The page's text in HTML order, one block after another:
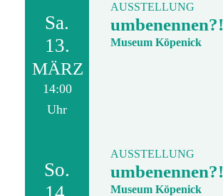
Sa.
13.
MÄRZ
14:00
Uhr
AUSSTELLUNG
umbenennen?!
Museum Köpenick
So.
AUSSTELLUNG
umbenennen?!
Museum Köpenick